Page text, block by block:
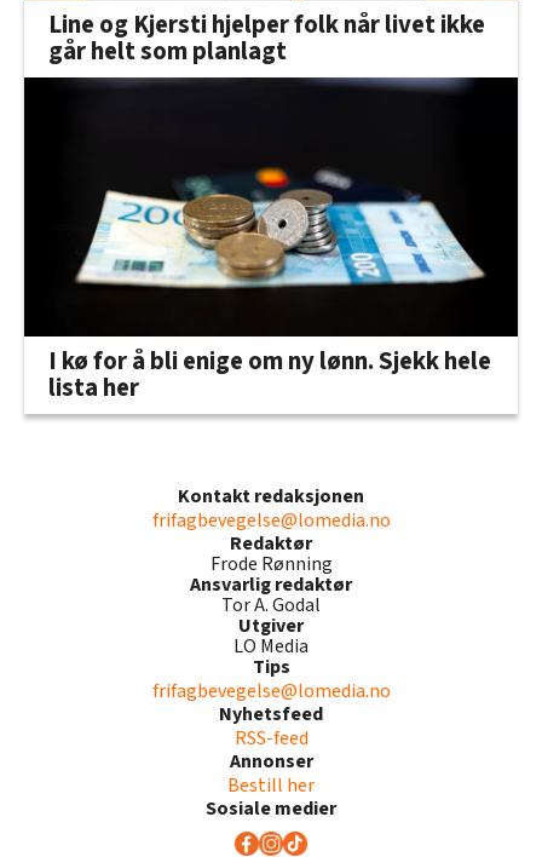
Line og Kjersti hjelper folk når livet ikke
går helt som planlagt
I kø for å bli enige om ny lønn. Sjekk hele
lista her
Kontakt redaksjonen
frifagbevegelse@lomedia.no
Redaktør
Frode Rønning
Ansvarlig redaktør
Tor A. Godal
Utgiver
LO Media
Tips
frifagbevegelse@lomedia.no
Nyhetsfeed
RSS-feed
Annonser
Bestill her
Sosiale medier